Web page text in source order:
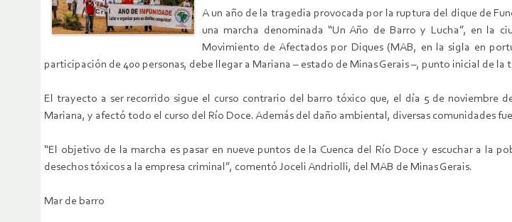
A un año de la tragedia provocada por la ruptura del dique de
una marcha denominada “Un Año de Barro y Lucha”, en la
Movimiento de Afectados por Diques (MAB, en la sigla en
participación de 400 personas, debe llegar a Mariana – estado de Minas Gerais –, punto inicial de la
El trayecto a ser recorrido sigue el curso contrario del barro tóxico que, el día 5 de noviembre
Mariana, y afectó todo el curso del Río Doce. Además del daño ambiental, diversas comunidades
“El objetivo de la marcha es pasar en nueve puntos de la Cuenca del Río Doce y escuchar a la
desechos tóxicos a la empresa criminal”, comentó Joceli Andriolli, del MAB de Minas Gerais.
Mar de barro